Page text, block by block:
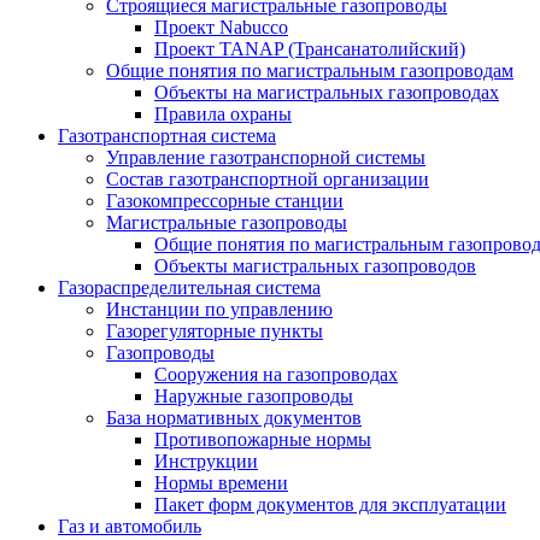
Строящиеся магистральные газопроводы
Проект Nabucco
Проект TANAP (Трансанатолийский)
Общие понятия по магистральным газопроводам
Объекты на магистральных газопроводах
Правила охраны
Газотранспортная система
Управление газотранспорной системы
Состав газотранспортной организации
Газокомпрессорные станции
Магистральные газопроводы
Общие понятия по магистральным
Объекты магистральных газопроводов
Газораспределительная система
Инстанции по управлению
Газорегуляторные пункты
Газопроводы
Сооружения на газопроводах
Наружные газопроводы
База нормативных документов
Противопожарные нормы
Инструкции
Нормы времени
Пакет форм документов для эксплуатации
Газ и автомобиль